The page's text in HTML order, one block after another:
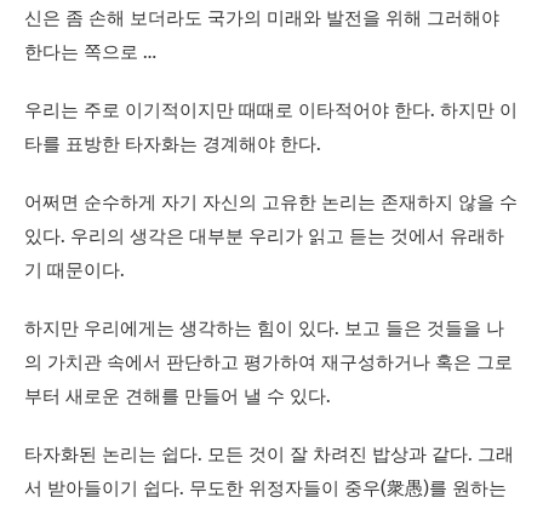
신은 좀 손해 보더라도 국가의 미래와 발전을 위해 그러해야
한다는 쪽으로 …
우리는 주로 이기적이지만 때때로 이타적어야 한다. 하지만 이
타를 표방한 타자화는 경계해야 한다.
어쩌면 순수하게 자기 자신의 고유한 논리는 존재하지 않을 수
있다. 우리의 생각은 대부분 우리가 읽고 듣는 것에서 유래하
기 때문이다.
하지만 우리에게는 생각하는 힘이 있다. 보고 들은 것들을 나
의 가치관 속에서 판단하고 평가하여 재구성하거나 혹은 그로
부터 새로운 견해를 만들어 낼 수 있다.
타자화된 논리는 쉽다. 모든 것이 잘 차려진 밥상과 같다. 그래
서 받아들이기 쉽다. 무도한 위정자들이 중우(衆愚)를 원하는